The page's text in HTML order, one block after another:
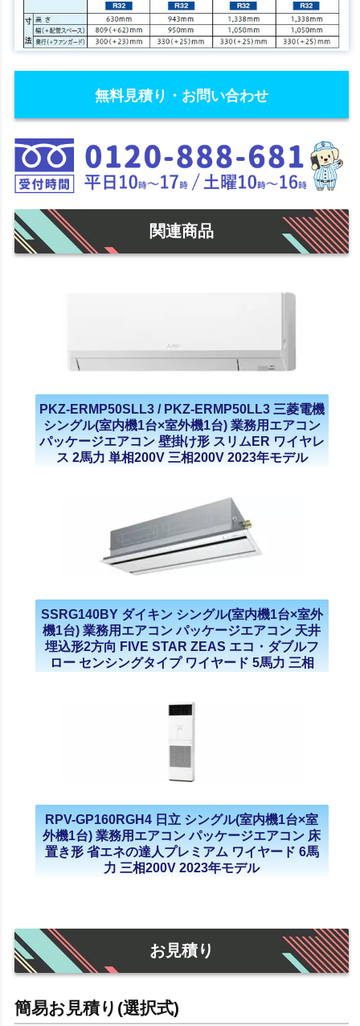
無料見積り・お問い合わせ
関連商品
PKZ-ERMP50SLL3 / PKZ-ERMP50LL3 三菱電機
シングル(室内機1台×室外機1台) 業務用エアコン
パッケージエアコン 壁掛け形 スリムER ワイヤレ
ス 2馬力 単相200V 三相200V 2023年モデル
SSRG140BY ダイキン シングル(室内機1台×室外
機1台) 業務用エアコン パッケージエアコン 天井
埋込形2方向 FIVE STAR ZEAS エコ・ダブルフ
ロー センシングタイプ ワイヤード 5馬力 三相
RPV-GP160RGH4 日立 シングル(室内機1台×室
外機1台) 業務用エアコン パッケージエアコン 床
置き形 省エネの達人プレミアム ワイヤード 6馬
力 三相200V 2023年モデル
お見積り